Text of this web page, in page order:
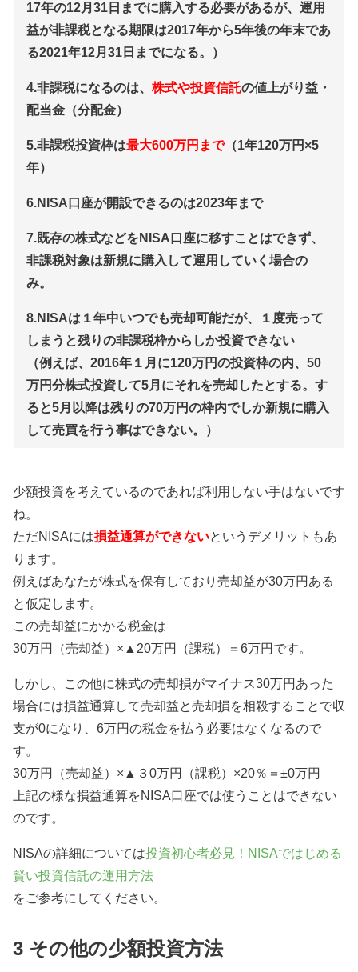
17年の12月31日までに購入する必要があるが、運用
益が非課税となる期限は2017年から5年後の年末であ
る2021年12月31日までになる。）
4.非課税になるのは、 株式や投資信託の値上がり益・
配当金（分配金）
5.非課税投資枠は最大600万円まで（1年120万円×5
年）
6.NISA口座が開設できるのは2023年まで
7.既存の株式などをNISA口座に移すことはできず、
非課税対象は新規に購入して運用していく場合の
み。
8.NISAは１年中いつでも売却可能だが、１度売って
しまうと残りの非課税枠からしか投資できない
（例えば、2016年１月に120万円の投資枠の内、50
万円分株式投資して5月にそれを売却したとする。す
ると5月以降は残りの70万円の枠内でしか新規に購入
して売買を行う事はできない。）
少額投資を考えているのであれば利用しない手はないです
ね。
ただNISAには損益通算ができないというデメリットもあ
ります。
例えばあなたが株式を保有しており売却益が30万円ある
と仮定します。
この売却益にかかる税金は
30万円（売却益）×▲20万円（課税）＝6万円です。
しかし、この他に株式の売却損がマイナス30万円あった
場合には損益通算して売却益と売却損を相殺することで収
支が0になり、6万円の税金を払う必要はなくなるので
す。
30万円（売却益）×▲３0万円（課税）×20％＝±0万円
上記の様な損益通算をNISA口座では使うことはできない
のです。
NISAの詳細については投資初心者必見！NISAではじめる
賢い投資信託の運用方法
をご参考にしてください。
3 その他の少額投資方法